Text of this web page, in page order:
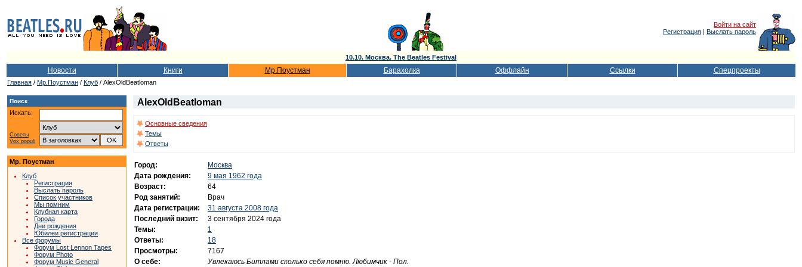
Войти на сайт
Регистрация | Выслать пароль
10.10. Москва. The Beatles Festival
Новости Книги Мр.Поустман Барахолка Оффлайн Ссылки Спецпроекты
Главная / Мр.Поустман / Клуб / AlexOldBeatloman
Поиск
Искать:
Советы
Vox populi
Мр. Поустман
Клуб
Регистрация
Выслать пароль
Список участников
Мы помним
Клубная карта
Города
Дни рождения
Юбилеи регистрации
Все форумы
Форум Lost Lennon Tapes
Форум Photo
Форум Music General
AlexOldBeatloman
Основные сведения
Темы
Ответы
Город:
Москва
Дата рождения:
9 мая 1962 года
Возраст:
64
Род занятий:
Врач
Дата регистрации:
31 августа 2008 года
Последний визит:
3 сентября 2024 года
Темы:
1
Ответы:
18
Просмотры:
7167
О себе:
Увлекаюсь Битлами сколько себя помню. Любимчик - Пол.